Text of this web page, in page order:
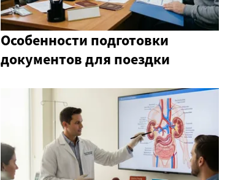
Особенности подготовки
документов для поездки